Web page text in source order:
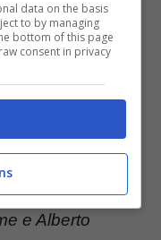
pronti che
Magari
con un altro
italiano:
e Alberto
data on the basis
to by managing
bottom of this page
consent in privacy